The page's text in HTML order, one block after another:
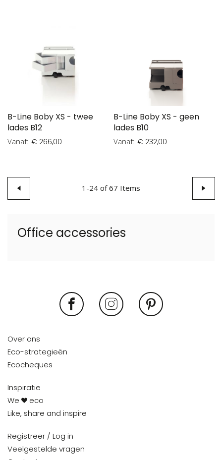
B-Line Boby XS - twee
lades B12
Vanaf € 266,00
B-Line Boby XS - geen
lades B10
Vanaf € 232,00
Pagina
1 -24 of67 Items
Office accessories
Over ons
Eco-strategieën
Ecocheques
Inspiratie
We
eco
Like, share and inspire
Registreer / Log in
Veelgestelde vragen